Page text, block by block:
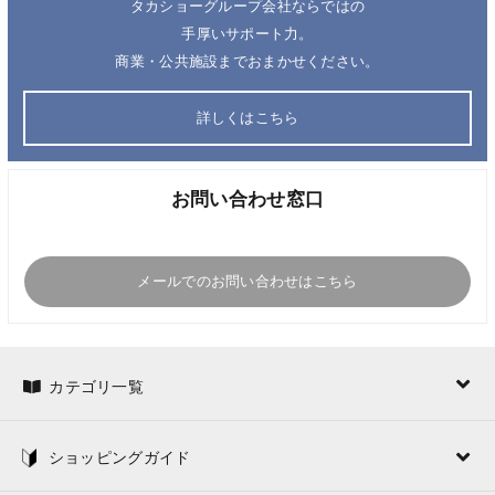
タカショーグループ会社ならではの
手厚いサポート力。
商業・公共施設までおまかせください。
詳しくはこちら
お問い合わせ窓口
メールでのお問い合わせはこちら
カテゴリ一覧
ショッピングガイド